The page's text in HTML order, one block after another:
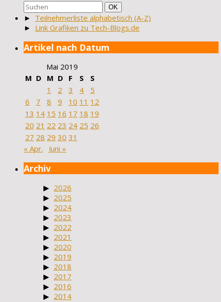
Suchen
nach:
Suchen
OK
► Teilnehmerliste alphabetisch (A-Z)
► Link Grafiken zu Tech-Blogs.de
Artikel nach Datum
Mai 2019
M D M D F S
S
1
2 3 4
5
6
7 8 9 10 11 12
13 14 15 16 17 18 19
20 21 22 23 24 25 26
27 28 29 30 31
« Apr.
Juni »
Archiv
2026
2025
2024
2023
2022
2021
2020
2019
2018
2017
2016
2014